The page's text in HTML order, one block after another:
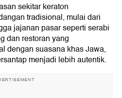
sekitar keraton
tradisional, mulai dari
jajanan pasar seperti serabi
dan restoran yang
dengan suasana khas Jawa,
menjadi lebih autentik.